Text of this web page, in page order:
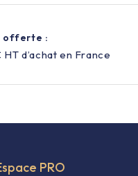
offerte :
d’achat en France
PRO